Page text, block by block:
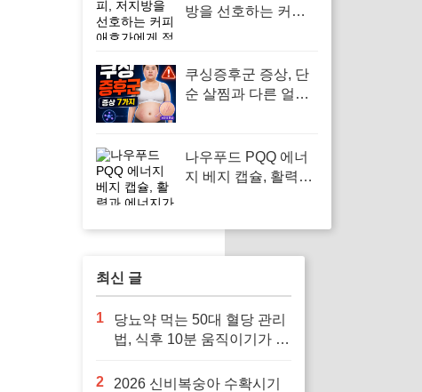
방을 선호하는 커피
쿠싱증후군 증상, 단
순 살찜과 다른 얼굴·
나우푸드 PQQ 에너
지 베지 캡슐, 활력과
최신 글
1
당뇨약 먹는 50대 혈당 관리
법, 식후 10분 움직이기가 답
2
2026 신비복숭아 수확시기